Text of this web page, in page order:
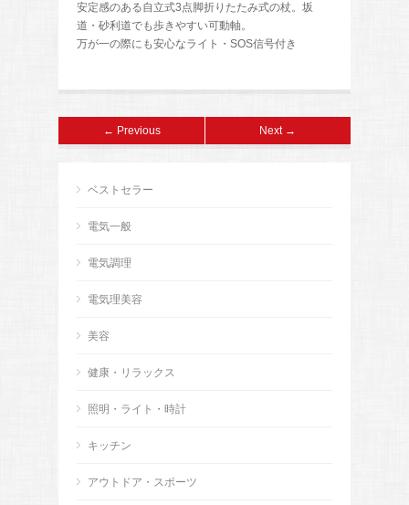
安定感のある自立式3点脚折りたたみ式の杖。坂
道・砂利道でも歩きやすい可動軸。
万が一の際にも安心なライト・SOS信号付き
← Previous Next →
ベストセラー
電気一般
電気調理
電気理美容
美容
健康・リラックス
照明・ライト・時計
キッチン
アウトドア・スポーツ